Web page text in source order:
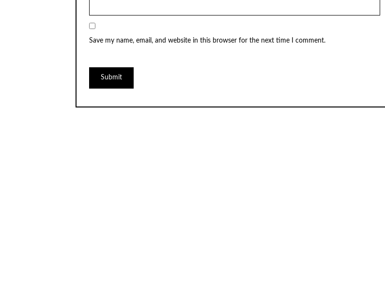
Save my name, email, and website in this browser for the next time I comment.